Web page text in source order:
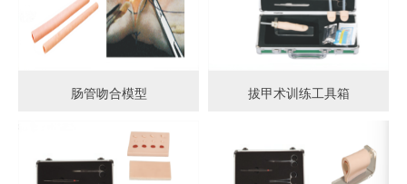
肠管吻合模型 拔甲术训练工具箱